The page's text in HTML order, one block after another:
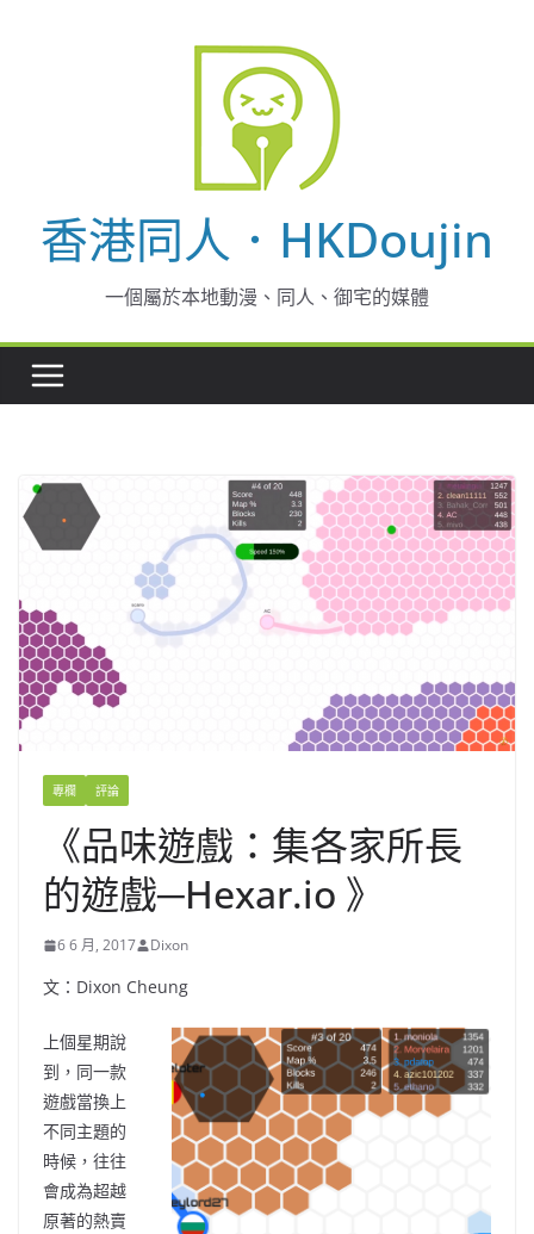
香港同人．HKDoujin
一個屬於本地動漫、同人、御宅的媒體
專欄 評論
《品味遊戲：集各家所長
的遊戲─Hexar.io 》
6 6 月, 2017 Dixon
文：Dixon Cheung
上個星期說
到，同一款
遊戲當換上
不同主題的
時候，往往
會成為超越
原著的熱賣